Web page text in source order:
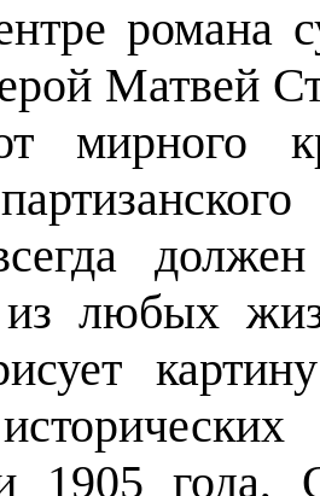
романа
Матвей
мирного
из любых
1905 года,